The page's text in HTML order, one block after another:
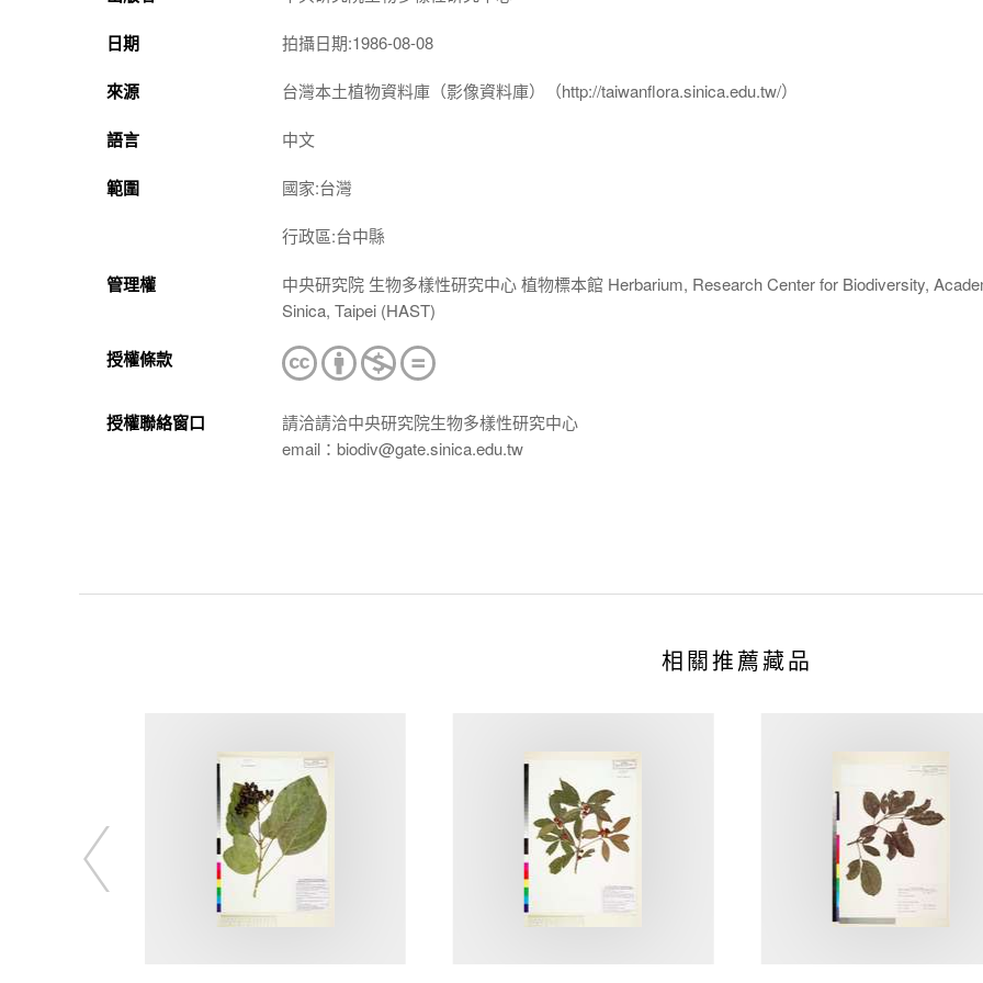
日期 拍攝日期:1986-08-08
來源 台灣本土植物資料庫（影像資料庫）（http://taiwanflora.sinica.edu.tw/）
語言 中文
範圍 國家:台灣
行政區:台中縣
管理權
中央研究院 生物多樣性研究中心 植物標本館 Herbarium, Research Center for Biodiversity,
Sinica, Taipei (HAST)
授權條款
授權聯絡窗口
請洽請洽中央研究院生物多樣性研究中心
email：biodiv@gate.sinica.edu.tw
相關推薦藏品